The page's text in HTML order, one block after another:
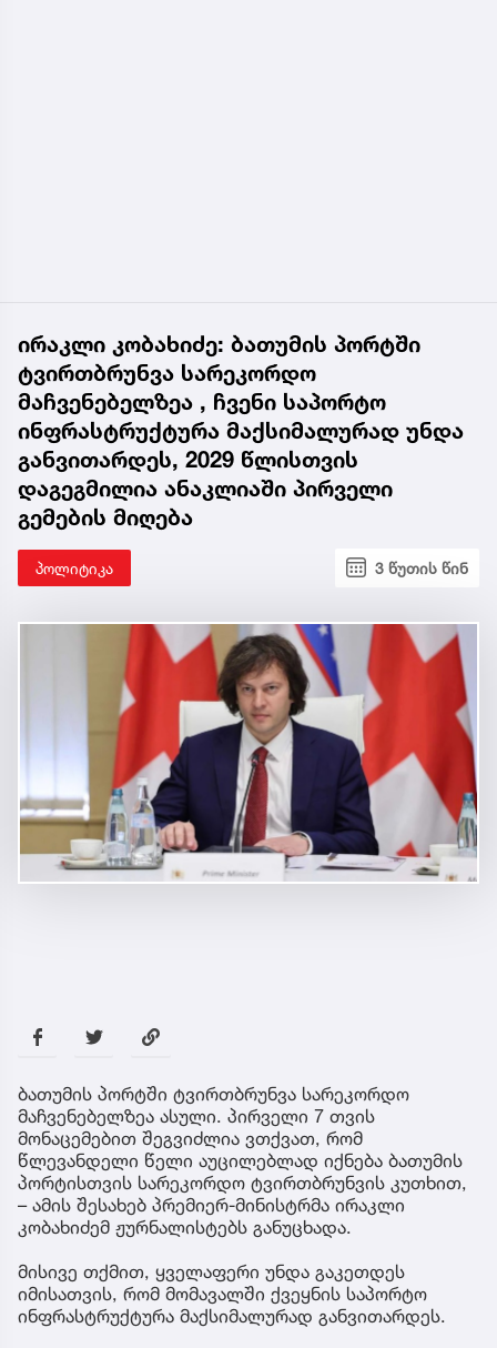
ირაკლი კობახიძე: ბათუმის პორტში
ტვირთბრუნვა სარეკორდო
მაჩვენებელზეა , ჩვენი საპორტო
ინფრასტრუქტურა მაქსიმალურად უნდა
განვითარდეს, 2029 წლისთვის
დაგეგმილია ანაკლიაში პირველი
გემების მიღება
პოლიტიკა 3 წუთის წინ
ბათუმის პორტში ტვირთბრუნვა სარეკორდო
მაჩვენებელზეა ასული. პირველი 7 თვის
მონაცემებით შეგვიძლია ვთქვათ, რომ
წლევანდელი წელი აუცილებლად იქნება ბათუმის
პორტისთვის სარეკორდო ტვირთბრუნვის კუთხით,
– ამის შესახებ პრემიერ-მინისტრმა ირაკლი
კობახიძემ ჟურნალისტებს განუცხადა.
მისივე თქმით, ყველაფერი უნდა გაკეთდეს
იმისათვის, რომ მომავალში ქვეყნის საპორტო
ინფრასტრუქტურა მაქსიმალურად განვითარდეს.